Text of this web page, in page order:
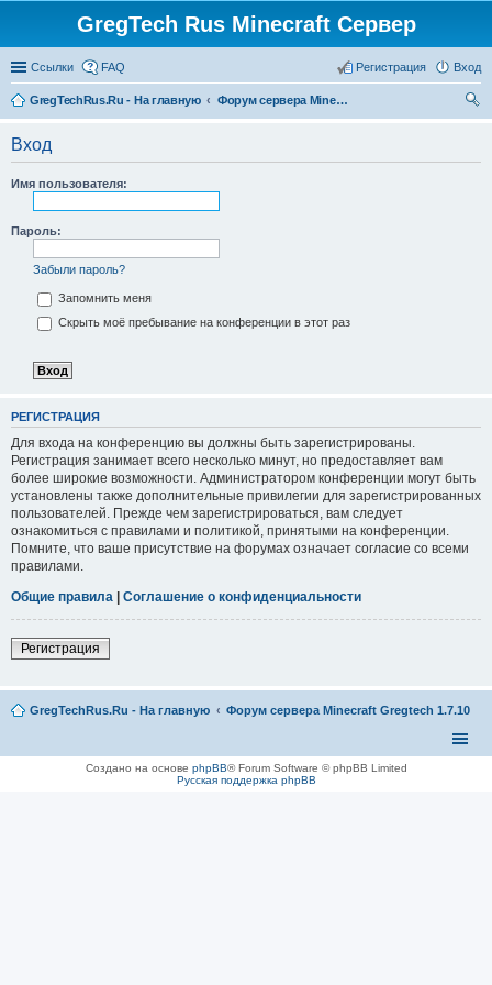
GregTech Rus Minecraft Сервер
Ссылки FAQ Вход
Регистрация
GregTechRus.Ru - На главную
Форум сервера Minecraft Gregtech 1.7.10
Вход
Имя пользователя:
Пароль:
Забыли пароль?
Запомнить меня
Скрыть моё пребывание на конференции в этот раз
РЕГИСТРАЦИЯ
Для входа на конференцию вы должны быть зарегистрированы.
Регистрация занимает всего несколько минут, но предоставляет вам
более широкие возможности. Администратором конференции могут быть
установлены также дополнительные привилегии для зарегистрированных
пользователей. Прежде чем зарегистрироваться, вам следует
ознакомиться с правилами и политикой, принятыми на конференции.
Помните, что ваше присутствие на форумах означает согласие со всеми
правилами.
Общие правила | Соглашение о конфиденциальности
Регистрация
GregTechRus.Ru - На главную Форум сервера Minecraft Gregtech 1.7.10
Создано на основе phpBB® Forum Software © phpBB Limited
Русская поддержка phpBB